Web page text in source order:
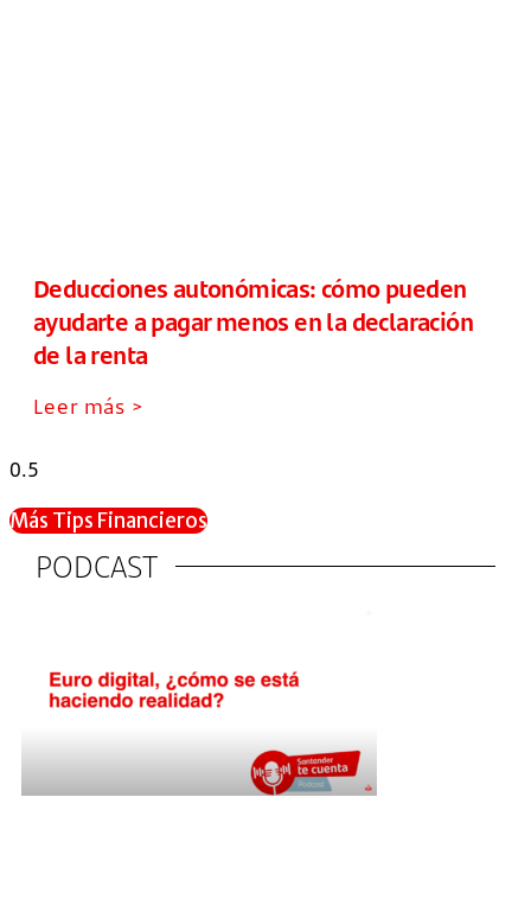
Deducciones autonómicas: cómo pueden
ayudarte a pagar menos en la declaración
de la renta
Leer más >
Más Tips Financieros
PODCAST